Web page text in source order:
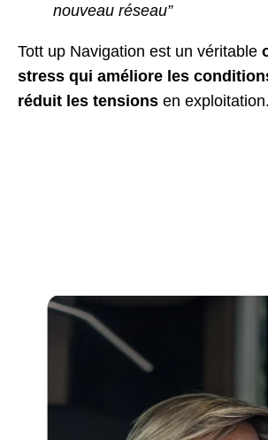
nouveau réseau”
Tott up Navigation est un véritable
stress qui améliore les
réduit les tensions en exploitation.